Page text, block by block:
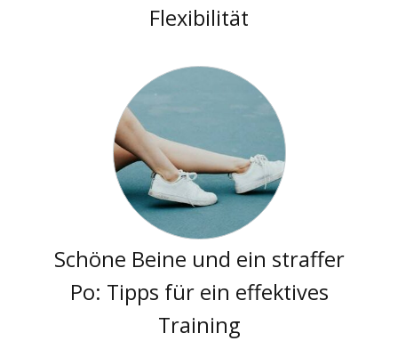
Flexibilität
Schöne Beine und ein straffer
Po: Tipps für ein effektives
Training